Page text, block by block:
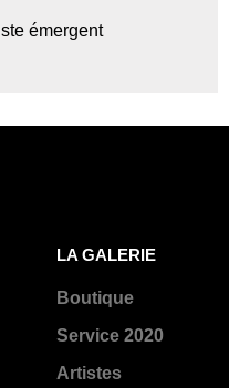
émergent
LA GALERIE
Boutique
Service 2020
Artistes